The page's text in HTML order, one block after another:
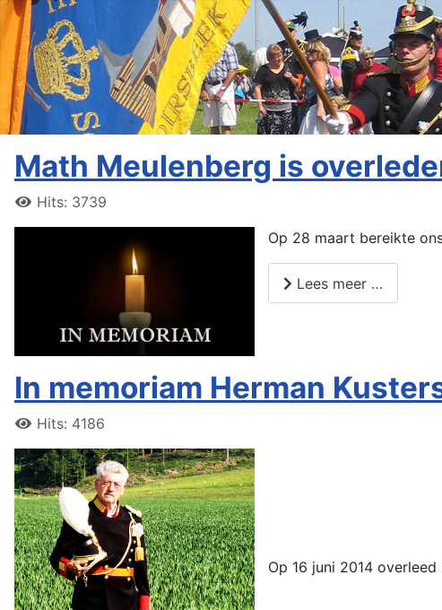
Math Meulenberg is
Hits: 3739
Op 28 maart bereikte
Lees meer …
In memoriam Herman
Hits: 4186
Op 16 juni 2014